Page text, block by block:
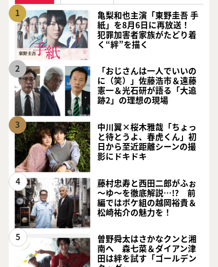
1
亀梨和也主演「東野圭吾 手
紙」を8月6日に再放送！
犯罪加害者家族がたどり着
く“絆”を描く
2
「おじさんは一人でいいの
に（笑）」佐藤浩市＆遠藤
憲一＆光石研が語る「大追
跡2」の理想の現場
3
中川翼×桜木雅哉「ちょっ
と待とうよ、春虎くん」初
日から至近距離シーンの撮
影にドキドキ
4
藤村忠寿と西田二郎がふぉ
～ゆ～を徹底解説…!? 前
編ではボケ組の越岡裕貴＆
松崎祐介の魅力を！
5
曽野舜太はさかなクンと湘
南へ 森七菜＆ダイアン津
田は絆を試す「ゴールデン